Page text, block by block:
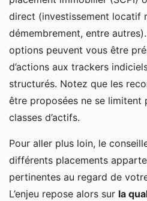
direct (investissement locatif
démembrement, entre
options peuvent vous être
d’actions aux trackers
structurés. Notez que les
être proposées ne se limitent
classes d’actifs.
Pour aller plus loin, le
différents placements
pertinentes au regard de
L’enjeu repose alors sur la